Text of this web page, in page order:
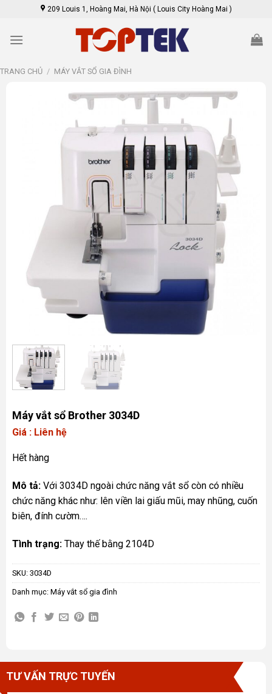
content
209 Louis 1, Hoàng Mai, Hà Nội ( Louis City Hoàng Mai )
TRANG CHỦ / MÁY VẮT SỔ GIA ĐÌNH
Máy vắt sổ Brother 3034D
Giá : Liên hệ
Hết hàng
Mô tả:Với 3034D ngoài chức năng vắt sổ còn có nhiều
chức năng khác như: lên viền lai giấu mũi, may nhũng, cuốn
biên, đính cườm….
Tình trạng:Thay thế bằng 2104D
SKU: 3034D
Danh mục: Máy vắt sổ gia đình
TƯ VẤN TRỰC TUYẾN